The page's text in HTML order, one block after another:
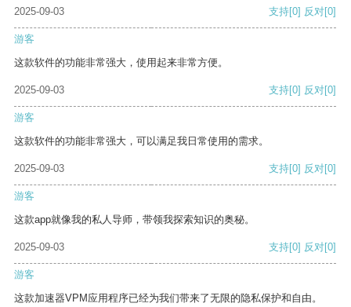
2025-09-03
支持[0] 反对[0]
游客
这款软件的功能非常强大，使用起来非常方便。
2025-09-03 支持[0] 反对[0]
游客
这款软件的功能非常强大，可以满足我日常使用的需求。
2025-09-03 支持[0] 反对[0]
游客
这款app就像我的私人导师，带领我探索知识的奥秘。
2025-09-03 支持[0] 反对[0]
游客
这款加速器VPM应用程序已经为我们带来了无限的隐私保护和自由。